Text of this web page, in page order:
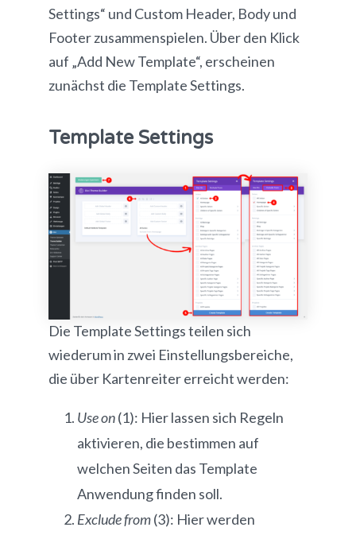
Settings“ und Custom Header, Body und
Footer zusammenspielen. Über den Klick
auf „Add New Template“, erscheinen
zunächst die Template Settings.
Template Settings
Die Template Settings teilen sich
wiederum in zwei Einstellungsbereiche,
die über Kartenreiter erreicht werden:
Use on(1): Hier lassen sich Regeln
aktivieren, die bestimmen auf
welchen Seiten das Template
Anwendung finden soll.
Exclude from(3): Hier werden